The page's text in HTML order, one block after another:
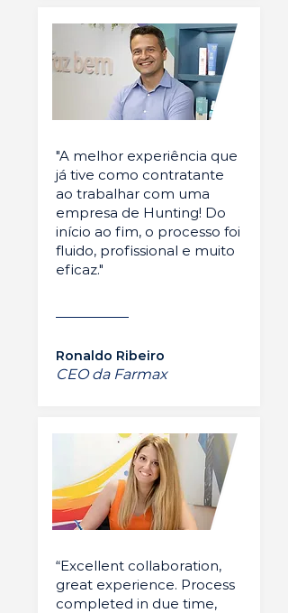
"A melhor experiência que
já tive como contratante
ao trabalhar com uma
empresa de Hunting! Do
início ao fim, o processo foi
fluido, profissional e muito
eficaz."
Ronaldo Ribeiro
CEO da Farmax
“Excellent collaboration,
great experience. Process
completed in due time,